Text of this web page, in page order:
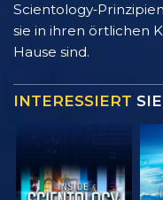
sie in ihren örtlichen
Hause sind.
INTERESSIERT